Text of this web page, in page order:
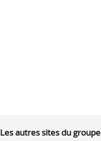
Les autres sites du groupe